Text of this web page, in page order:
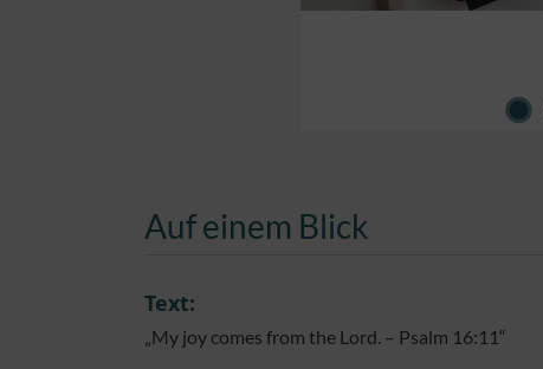
Auf einem Blick
Text:
„My joy comes from the Lord. – Psalm 16:11“